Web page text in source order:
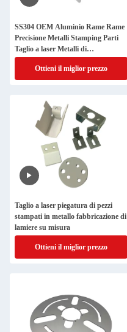
SS304 OEM Aluminio Rame Rame
Precisione Metalli Stamping Parti
Taglio a laser Metalli di
fabbricazione parti
Ottieni il miglior prezzo
Taglio a laser piegatura di pezzi
stampati in metallo fabbricazione di
lamiere su misura
Ottieni il miglior prezzo